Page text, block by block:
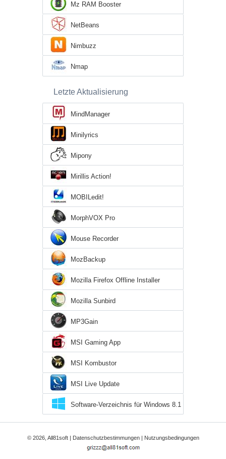
Mz RAM Booster
NetBeans
Nimbuzz
Nmap
Letzte Aktualisierung
MindManager
Minilyrics
Mipony
Mirillis Action!
MOBILedit!
MorphVOX Pro
Mouse Recorder
MozBackup
Mozilla Firefox Offline Installer
Mozilla Sunbird
MP3Gain
MSI Gaming App
MSI Kombustor
MSI Live Update
Software-Verzeichnis für Windows 8.1
© 2026, All81soft | Datenschutzbestimmungen| Nutzungsbedingungen